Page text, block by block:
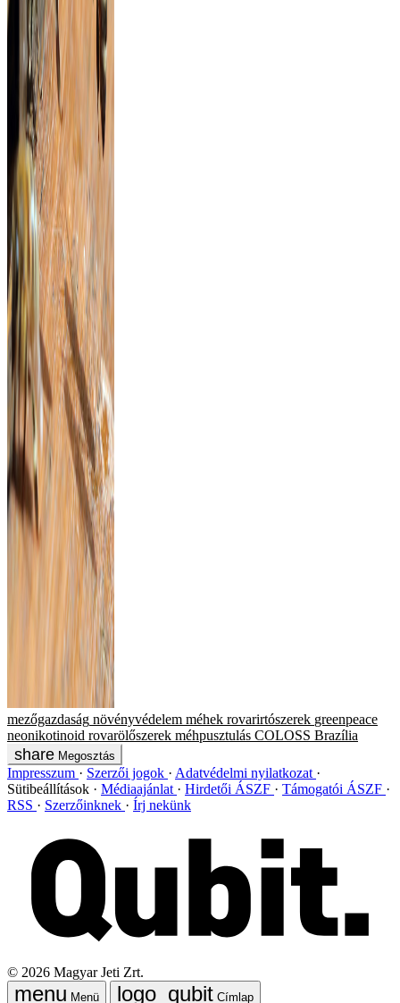
mezőgazdaság növényvédelem méhek rovarirtószerek greenpeace
neonikotinoid rovarölőszerek méhpusztulás COLOSS Brazília
Megosztás
Impresszum Szerzői jogok
Adatvédelmi nyilatkozat
Sütibeállítások
Médiaajánlat Hirdetői ÁSZF
Támogatói ÁSZF
RSS
Szerzőinknek Írj nekünk
© 2026 Magyar Jeti Zrt.
Menü Címlap